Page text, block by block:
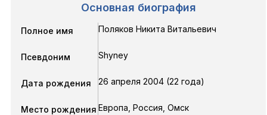
Основная биография
Полное имя Поляков Никита Витальевич
Псевдоним Shyney
Дата рождения 26 апреля 2004 (22 года)
Место рождения Европа, Россия, Омск